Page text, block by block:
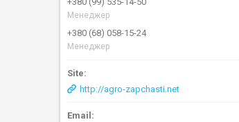
Менеджер
+380 (68) 058-15-24
Менеджер
http://agro-zapchasti.net